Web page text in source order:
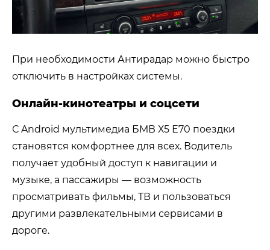
При необходимости Антирадар можно быстро
отключить в настройках системы.
Онлайн-кинотеатры и соцсети
С Android мультимедиа БМВ Х5 Е70 поездки
становятся комфортнее для всех. Водитель
получает удобный доступ к навигации и
музыке, а пассажиры — возможность
просматривать фильмы, ТВ и пользоваться
другими развлекательными сервисами в
дороге.